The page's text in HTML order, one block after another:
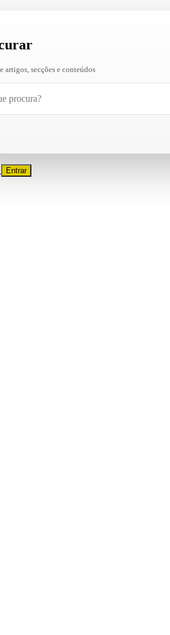
artigos, secções e conteúdos
Entrar